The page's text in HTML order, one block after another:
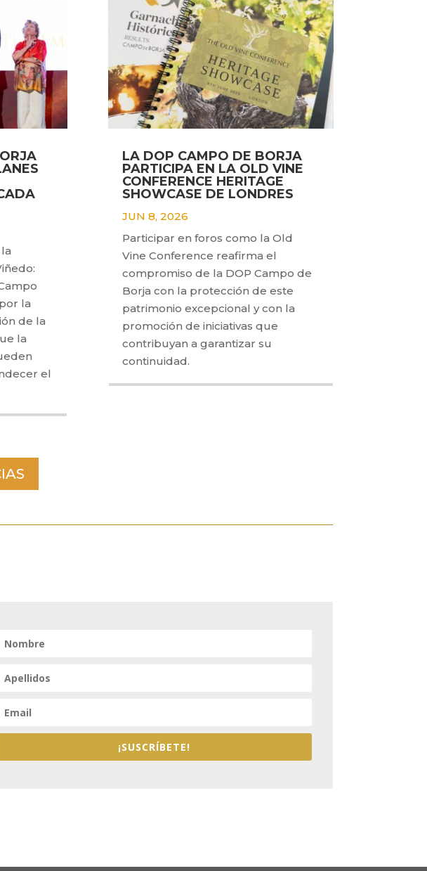
la
de la
la
el
LA DOP CAMPO DE BORJA
PARTICIPA EN LA OLD VINE
CONFERENCE HERITAGE
SHOWCASE DE LONDRES
JUN 8, 2026
Participar en foros como la Old
Vine Conference reafirma el
compromiso de la DOP Campo de
Borja con la protección de este
patrimonio excepcional y con la
promoción de iniciativas que
contribuyan a garantizar su
continuidad.
¡SUSCRÍBETE!